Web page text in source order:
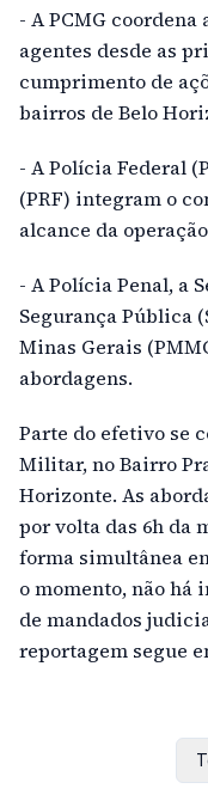
- A PCMG
agentes desde as
cumprimento de
bairros de Belo
- A Polícia Federal
(PRF) integram o
alcance da
- A Polícia Penal, a
Segurança Pública
Minas Gerais
abordagens.
Parte do efetivo se
Militar, no Bairro
Horizonte. As
por volta das 6h da
forma simultânea
o momento, não há
de mandados
reportagem segue